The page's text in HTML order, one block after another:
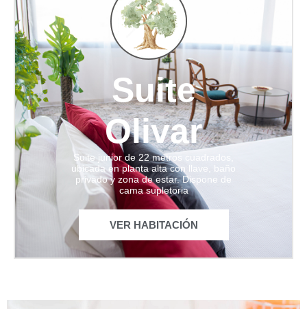
Suite
Olivar
Suite junior de 22 metros cuadrados,
ubicada en planta alta con llave, baño
privado y zona de estar. Dispone de
cama supletoria
VER HABITACIÓN